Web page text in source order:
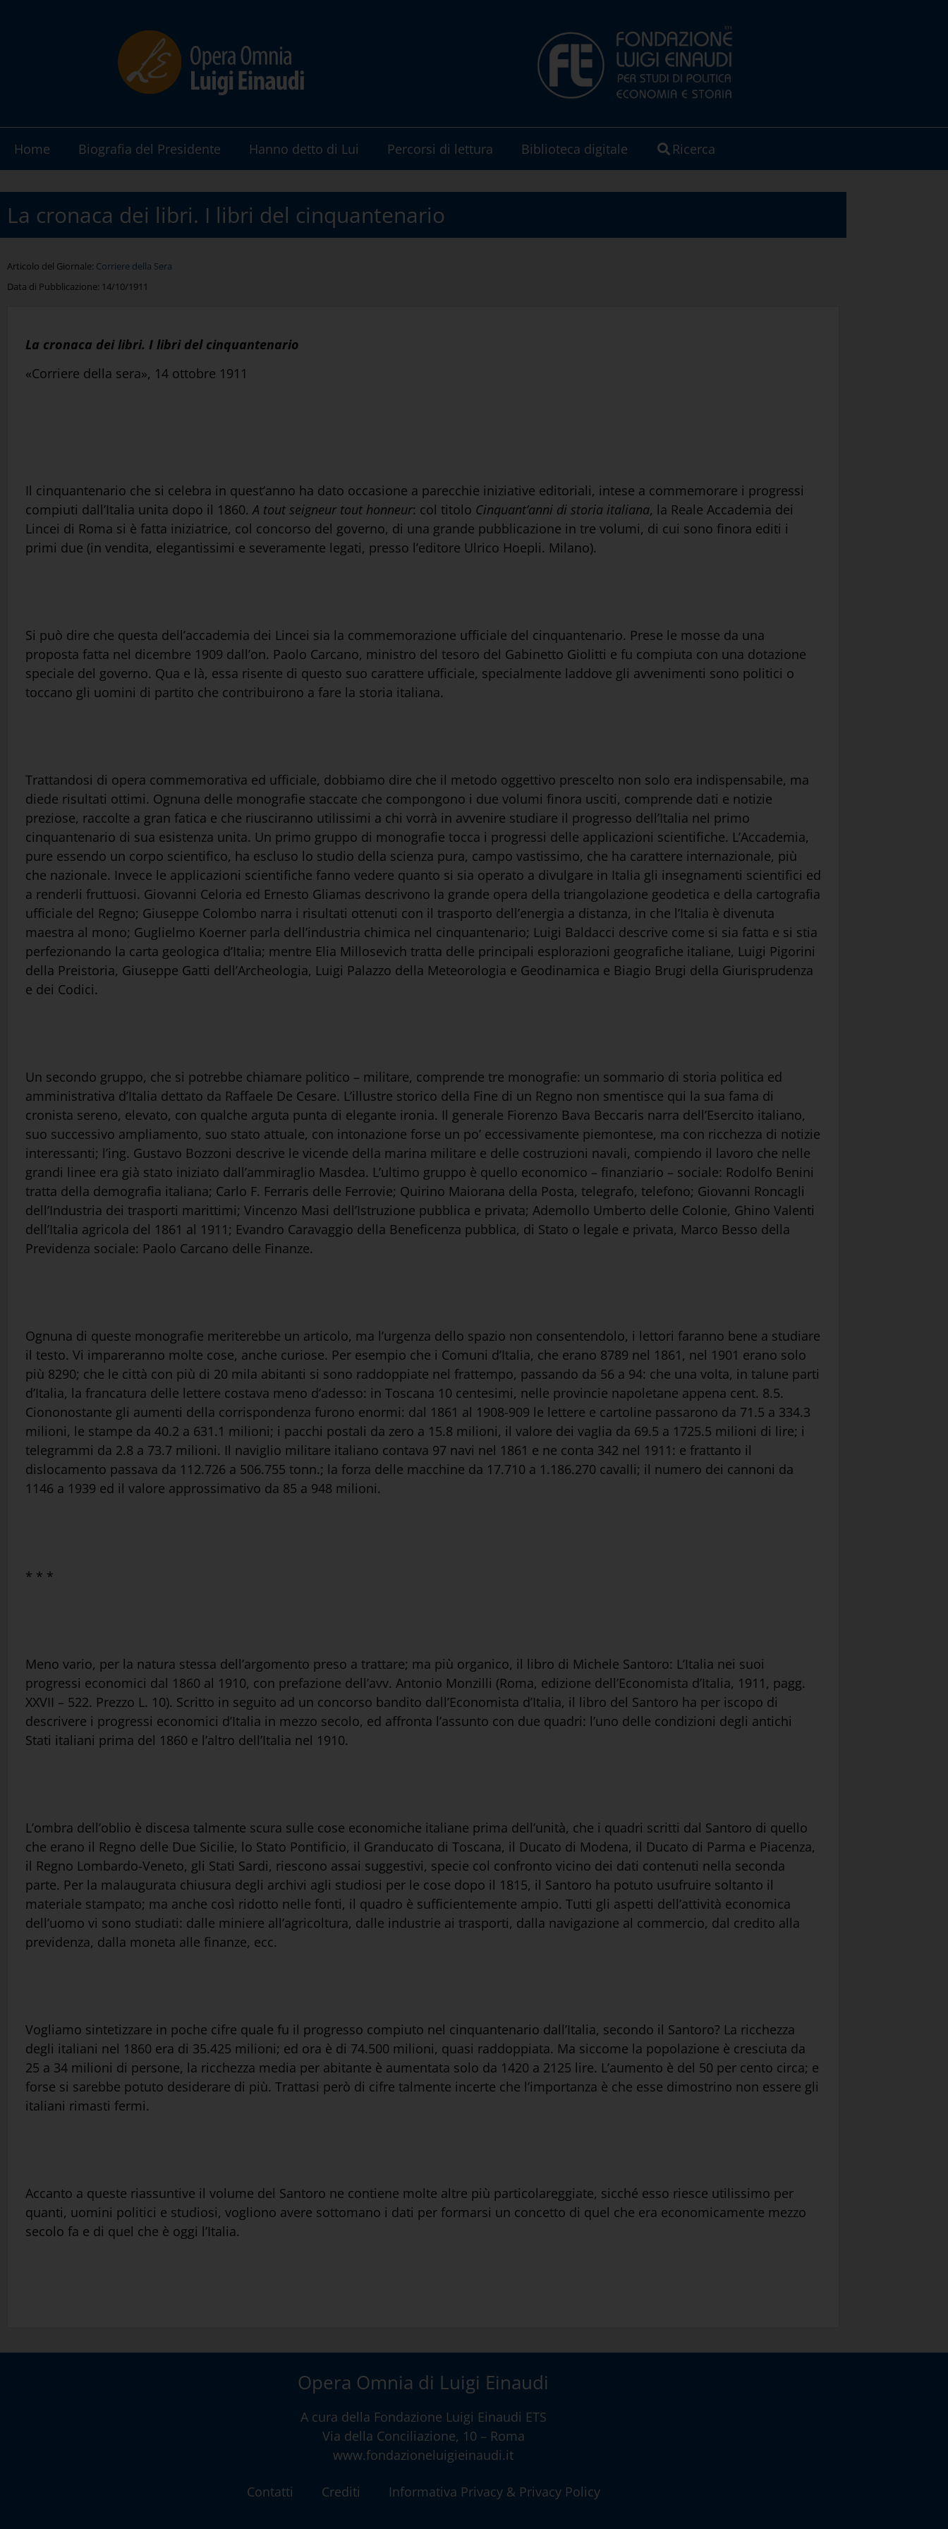
Home Biografia del Presidente Hanno detto di Lui Percorsi di lettura Biblioteca digitale Ricerca
La cronaca dei libri. I libri del cinquantenario
Articolo del Giornale: Corriere della Sera
Data di Pubblicazione: 14/10/1911
La cronaca dei libri. I libri del cinquantenario
«Corriere della sera», 14 ottobre 1911
Il cinquantenario che si celebra in quest’anno ha dato occasione a parecchie iniziative editoriali, intese a commemorare i progressi
compiuti dall’Italia unita dopo il 1860. A tout seigneur tout honneur: col titolo Cinquant’anni di storia italiana, la Reale Accademia dei
Lincei di Roma si è fatta iniziatrice, col concorso del governo, di una grande pubblicazione in tre volumi, di cui sono finora editi i
primi due (in vendita, elegantissimi e severamente legati, presso l’editore Ulrico Hoepli. Milano).
Si può dire che questa dell’accademia dei Lincei sia la commemorazione ufficiale del cinquantenario. Prese le mosse da una
proposta fatta nel dicembre 1909 dall’on. Paolo Carcano, ministro del tesoro del Gabinetto Giolitti e fu compiuta con una dotazione
speciale del governo. Qua e là, essa risente di questo suo carattere ufficiale, specialmente laddove gli avvenimenti sono politici o
toccano gli uomini di partito che contribuirono a fare la storia italiana.
Trattandosi di opera commemorativa ed ufficiale, dobbiamo dire che il metodo oggettivo prescelto non solo era indispensabile, ma
diede risultati ottimi. Ognuna delle monografie staccate che compongono i due volumi finora usciti, comprende dati e notizie
preziose, raccolte a gran fatica e che riusciranno utilissimi a chi vorrà in avvenire studiare il progresso dell’Italia nel primo
cinquantenario di sua esistenza unita. Un primo gruppo di monografie tocca i progressi delle applicazioni scientifiche. L’Accademia,
pure essendo un corpo scientifico, ha escluso lo studio della scienza pura, campo vastissimo, che ha carattere internazionale, più
che nazionale. Invece le applicazioni scientifiche fanno vedere quanto si sia operato a divulgare in Italia gli insegnamenti scientifici ed
a renderli fruttuosi. Giovanni Celoria ed Ernesto Gliamas descrivono la grande opera della triangolazione geodetica e della cartografia
ufficiale del Regno; Giuseppe Colombo narra i risultati ottenuti con il trasporto dell’energia a distanza, in che l’Italia è divenuta
maestra al mono; Guglielmo Koerner parla dell’industria chimica nel cinquantenario; Luigi Baldacci descrive come si sia fatta e si stia
perfezionando la carta geologica d’Italia; mentre Elia Millosevich tratta delle principali esplorazioni geografiche italiane, Luigi Pigorini
della Preistoria, Giuseppe Gatti dell’Archeologia, Luigi Palazzo della Meteorologia e Geodinamica e Biagio Brugi della Giurisprudenza
e dei Codici.
Un secondo gruppo, che si potrebbe chiamare politico – militare, comprende tre monografie: un sommario di storia politica ed
amministrativa d’Italia dettato da Raffaele De Cesare. L’illustre storico della Fine di un Regno non smentisce qui la sua fama di
cronista sereno, elevato, con qualche arguta punta di elegante ironia. Il generale Fiorenzo Bava Beccaris narra dell’Esercito italiano,
suo successivo ampliamento, suo stato attuale, con intonazione forse un po’ eccessivamente piemontese, ma con ricchezza di notizie
interessanti; l’ing. Gustavo Bozzoni descrive le vicende della marina militare e delle costruzioni navali, compiendo il lavoro che nelle
grandi linee era già stato iniziato dall’ammiraglio Masdea. L’ultimo gruppo è quello economico – finanziario – sociale: Rodolfo Benini
tratta della demografia italiana; Carlo F. Ferraris delle Ferrovie; Quirino Maiorana della Posta, telegrafo, telefono; Giovanni Roncagli
dell’Industria dei trasporti marittimi; Vincenzo Masi dell’Istruzione pubblica e privata; Ademollo Umberto delle Colonie, Ghino Valenti
dell’Italia agricola del 1861 al 1911; Evandro Caravaggio della Beneficenza pubblica, di Stato o legale e privata, Marco Besso della
Previdenza sociale: Paolo Carcano delle Finanze.
Ognuna di queste monografie meriterebbe un articolo, ma l’urgenza dello spazio non consentendolo, i lettori faranno bene a studiare
il testo. Vi impareranno molte cose, anche curiose. Per esempio che i Comuni d’Italia, che erano 8789 nel 1861, nel 1901 erano solo
più 8290; che le città con più di 20 mila abitanti si sono raddoppiate nel frattempo, passando da 56 a 94: che una volta, in talune parti
d’Italia, la francatura delle lettere costava meno d’adesso: in Toscana 10 centesimi, nelle provincie napoletane appena cent. 8.5.
Ciononostante gli aumenti della corrispondenza furono enormi: dal 1861 al 1908-909 le lettere e cartoline passarono da 71.5 a 334.3
milioni, le stampe da 40.2 a 631.1 milioni; i pacchi postali da zero a 15.8 milioni, il valore dei vaglia da 69.5 a 1725.5 milioni di lire; i
telegrammi da 2.8 a 73.7 milioni. Il naviglio militare italiano contava 97 navi nel 1861 e ne conta 342 nel 1911: e frattanto il
dislocamento passava da 112.726 a 506.755 tonn.; la forza delle macchine da 17.710 a 1.186.270 cavalli; il numero dei cannoni da
1146 a 1939 ed il valore approssimativo da 85 a 948 milioni.
* * *
Meno vario, per la natura stessa dell’argomento preso a trattare; ma più organico, il libro di Michele Santoro: L’Italia nei suoi
progressi economici dal 1860 al 1910, con prefazione dell’avv. Antonio Monzilli (Roma, edizione dell’Economista d’Italia, 1911, pagg.
XXVII – 522. Prezzo L. 10). Scritto in seguito ad un concorso bandito dall’Economista d’Italia, il libro del Santoro ha per iscopo di
descrivere i progressi economici d’Italia in mezzo secolo, ed affronta l’assunto con due quadri: l’uno delle condizioni degli antichi
Stati italiani prima del 1860 e l’altro dell’Italia nel 1910.
L’ombra dell’oblio è discesa talmente scura sulle cose economiche italiane prima dell’unità, che i quadri scritti dal Santoro di quello
che erano il Regno delle Due Sicilie, lo Stato Pontificio, il Granducato di Toscana, il Ducato di Modena, il Ducato di Parma e Piacenza,
il Regno Lombardo-Veneto, gli Stati Sardi, riescono assai suggestivi, specie col confronto vicino dei dati contenuti nella seconda
parte. Per la malaugurata chiusura degli archivi agli studiosi per le cose dopo il 1815, il Santoro ha potuto usufruire soltanto il
materiale stampato; ma anche così ridotto nelle fonti, il quadro è sufficientemente ampio. Tutti gli aspetti dell’attività economica
dell’uomo vi sono studiati: dalle miniere all’agricoltura, dalle industrie ai trasporti, dalla navigazione al commercio, dal credito alla
previdenza, dalla moneta alle finanze, ecc.
Vogliamo sintetizzare in poche cifre quale fu il progresso compiuto nel cinquantenario dall’Italia, secondo il Santoro? La ricchezza
degli italiani nel 1860 era di 35.425 milioni; ed ora è di 74.500 milioni, quasi raddoppiata. Ma siccome la popolazione è cresciuta da
25 a 34 milioni di persone, la ricchezza media per abitante è aumentata solo da 1420 a 2125 lire. L’aumento è del 50 per cento circa; e
forse si sarebbe potuto desiderare di più. Trattasi però di cifre talmente incerte che l’importanza è che esse dimostrino non essere gli
italiani rimasti fermi.
Accanto a queste riassuntive il volume del Santoro ne contiene molte altre più particolareggiate, sicché esso riesce utilissimo per
quanti, uomini politici e studiosi, vogliono avere sottomano i dati per formarsi un concetto di quel che era economicamente mezzo
secolo fa e di quel che è oggi l’Italia.
Opera Omnia di Luigi Einaudi
A cura della Fondazione Luigi Einaudi ETS
Via della Conciliazione, 10 – Roma
www.fondazioneluigieinaudi.it
Contatti Crediti Informativa Privacy & Privacy Policy